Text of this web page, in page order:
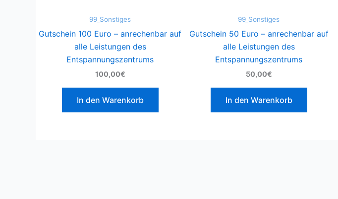
99_Sonstiges
Gutschein 100 Euro – anrechenbar auf
alle Leistungen des
Entspannungszentrums
100,00€
In den Warenkorb
99_Sonstiges
Gutschein 50 Euro – anrechenbar auf
alle Leistungen des
Entspannungszentrums
50,00€
In den Warenkorb